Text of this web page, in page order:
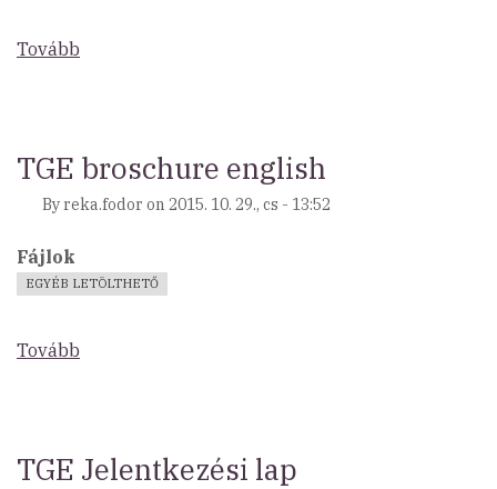
Tovább
TGE broschure english
By reka.fodor on 2015. 10. 29., cs - 13:52
Fájlok
EGYÉB LETÖLTHETŐ
Tovább
TGE Jelentkezési lap